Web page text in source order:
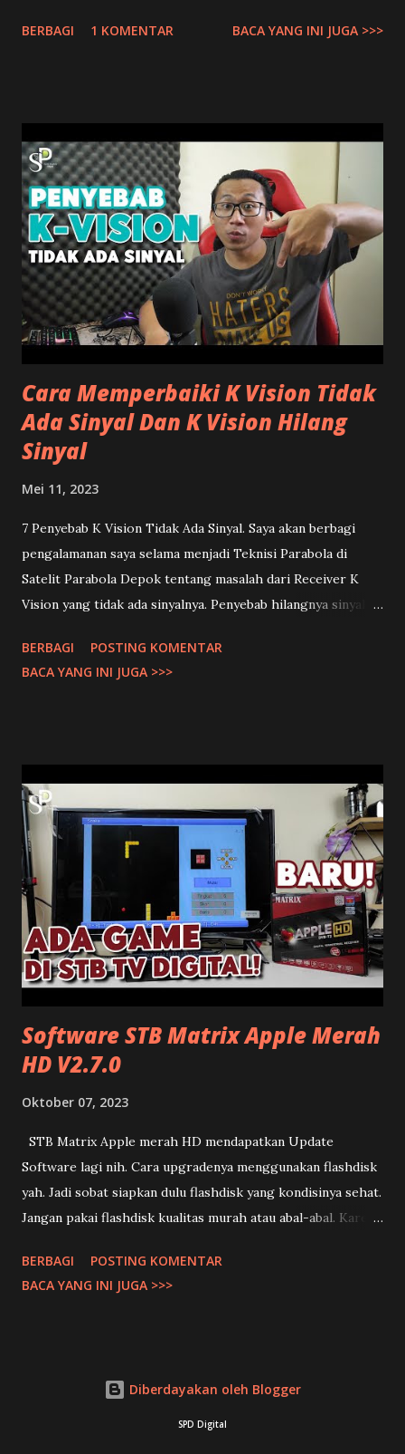
Sobat hanya dipakai untuk nonton TV Digital saja, maka
yah. Download Semua Tipe Software STB Matrix disini:
Download SW STB Matrix Apple Merah Download SW STB
Matrix Apple Silver Download SW STB Matrix Apple Kuning
(Box Metal/Sunplus) Download SW STB Matrix Apple Ungu
Download SW STB Matrix Apple DVB2IP Download SW STB
Matrix Apple Burger Download SW STB Matrix Burger
Download SW STB Matrix Apple Kuning Download SW STB
Matrix Garuda Download Driver Matrix Wifi Dongle
Download Supercast STB Matrix Jika ingin melakukan
upgrade software. Silahkan download file...
BERBAGI 1 KOMENTAR BACA YANG INI JUGA >>>
Cara Memperbaiki K Vision Tidak
Ada Sinyal Dan K Vision Hilang
Sinyal
Mei 11, 2023
7 Penyebab K Vision Tidak Ada Sinyal. Saya akan berbagi
pengalamanan saya selama menjadi Teknisi Parabola di
Satelit Parabola Depok tentang masalah dari Receiver K
Vision yang tidak ada sinyalnya. Penyebab hilangnya sinyal K
ke pada Teknisi Parabola saja. Harus di cek langsung kondisi
pada receivernya hingga ke Parabola. Supaya bisa
frekuensi pada LNB atau transponder. Ada juga yang
memang dipencet-pencet remotnya sama anak-anak.
Sehingga merubah settingan pada receivernya. Untuk K
Vision C Band Telkom 4 Pastikan Frekuensi LNB di 5150 dan
Ku Band di Universal 9750-10600. 2. Konektor Kabel Sering
saya temukan dipelanggan yang sinyal K Visionnya hilang
disebabkan oleh kabel konektor yang terlepas. Jadi cukup
hanya perbaiki konektor parabola dan kabelnya saja. Te...
BERBAGI
POSTING KOMENTAR
BACA YANG INI JUGA >>>
Software STB Matrix Apple Merah
HD V2.7.0
Oktober 07, 2023
STB Matrix Apple merah HD mendapatkan Update
Software lagi nih. Cara upgradenya menggunakan flashdisk
yah. Jadi sobat siapkan dulu flashdisk yang kondisinya sehat.
Jangan pakai flashdisk kualitas murah atau abal-abal. Karena
merah jadi mati total. Jika sobat melakukan upgrade artinya
sudah setuju menanggung segala macam resiko jika terjadi
2. Masukan file yang sudah di download ke flashdisk 3.
Tancapkan flashdisk ke STB Matrix Apple Merah HD 4.
BERBAGI
POSTING KOMENTAR
BACA YANG INI JUGA >>>
Diberdayakan oleh Blogger
SPD Digital